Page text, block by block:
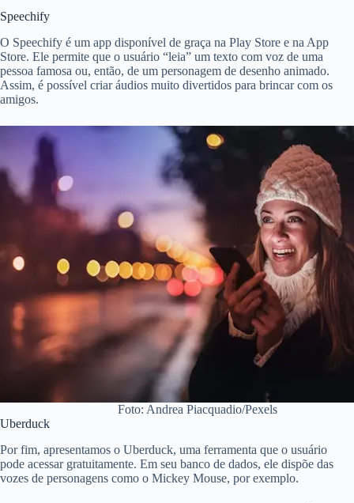
Speechify
O Speechify é um app disponível de graça na Play Store e na App
Store. Ele permite que o usuário “leia” um texto com voz de uma
pessoa famosa ou, então, de um personagem de desenho animado.
Assim, é possível criar áudios muito divertidos para brincar com os
amigos.
Foto: Andrea Piacquadio/Pexels
Uberduck
Por fim, apresentamos o Uberduck, uma ferramenta que o usuário
pode acessar gratuitamente. Em seu banco de dados, ele dispõe das
vozes de personagens como o Mickey Mouse, por exemplo.